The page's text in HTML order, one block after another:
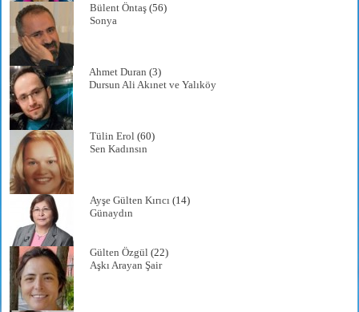
Bülent Öntaş (56)
Sonya
Ahmet Duran (3)
Dursun Ali Akınet ve Yalıköy
Tülin Erol (60)
Sen Kadınsın
Ayşe Gülten Kırıcı (14)
Günaydın
Gülten Özgül (22)
Aşkı Arayan Şair